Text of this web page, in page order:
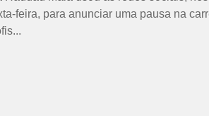
feira, para anunciar uma pausa na